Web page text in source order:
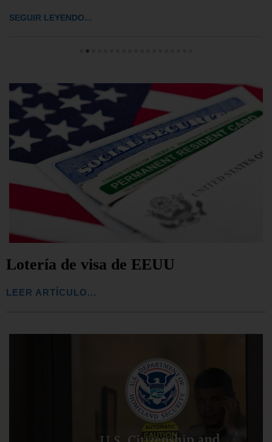
SEGUIR LEYENDO...
Lotería de visa de EEUU
LEER ARTÍCULO...